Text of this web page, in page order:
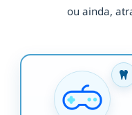
ou ainda,